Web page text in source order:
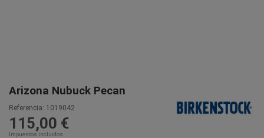
Arizona Nubuck Pecan
Referencia: 1019042
115,00 €
Impuestos incluidos